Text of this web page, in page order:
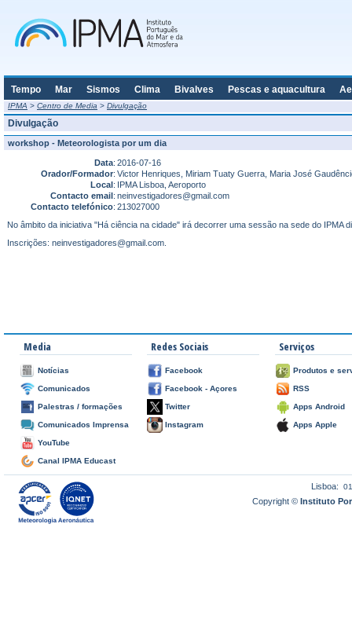
Tempo Mar Sismos Clima Bivalves Pescas e aquacultura
IPMA > Centro de Media > Divulgação
Divulgação
workshop - Meteorologista por um dia
Data: 2016-07-16
Orador/Formador: Victor Henriques, Miriam Tuaty Guerra, Maria José
Local: IPMA Lisboa, Aeroporto
Contacto email: neinvestigadores@gmail.com
Contacto telefónico: 213027000
No âmbito da iniciativa "Há ciência na cidade" irá decorrer uma sessão na sede do IPMA
Inscrições: neinvestigadores@gmail.com.
Media
Notícias
Comunicados
Palestras / formações
Comunicados Imprensa
YouTube
Canal IPMA Educast
Redes Sociais
Facebook
Facebook - Açores
Twitter
Instagram
Serviços
Produtos e
RSS
Apps Android
Apps Apple
Lisboa:
Copyright ©Instituto